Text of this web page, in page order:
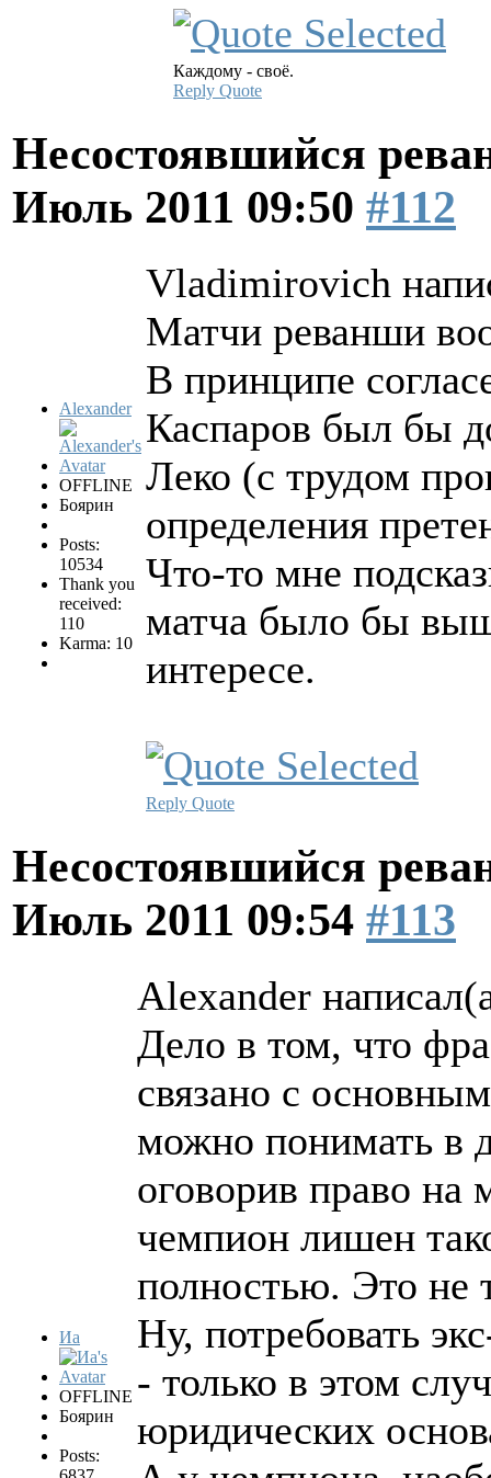
Каждому - своё.
Reply Quote
Несостоявшийся
Июль 2011 09:50 #112
Alexander
OFFLINE
Боярин
Posts:
10534
Thank you
received:
110
Karma: 10
Vladimirovich
Матчи реванши
В принципе
Каспаров был бы
Леко (с трудом
определения
Что-то мне
матча было бы
интересе.
Reply Quote
Несостоявшийся
Июль 2011 09:54 #113
Иа
OFFLINE
Боярин
Posts:
Alexander
Дело в том, что
связано с
можно понимать в
оговорив право на
чемпион лишен
полностью. Это не
Ну, потребовать
- только в этом
юридических